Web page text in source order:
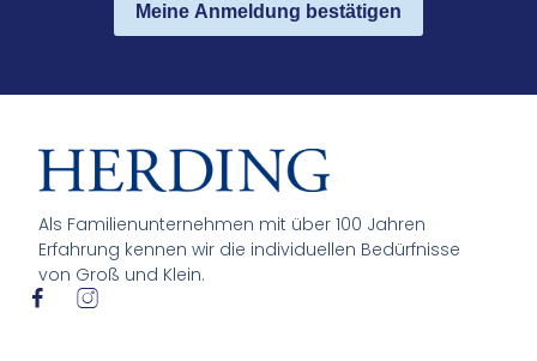
Meine Anmeldung bestätigen
Als Familienunternehmen mit über 100 Jahren
Erfahrung kennen wir die individuellen Bedürfnisse
von Groß und Klein.
I
I